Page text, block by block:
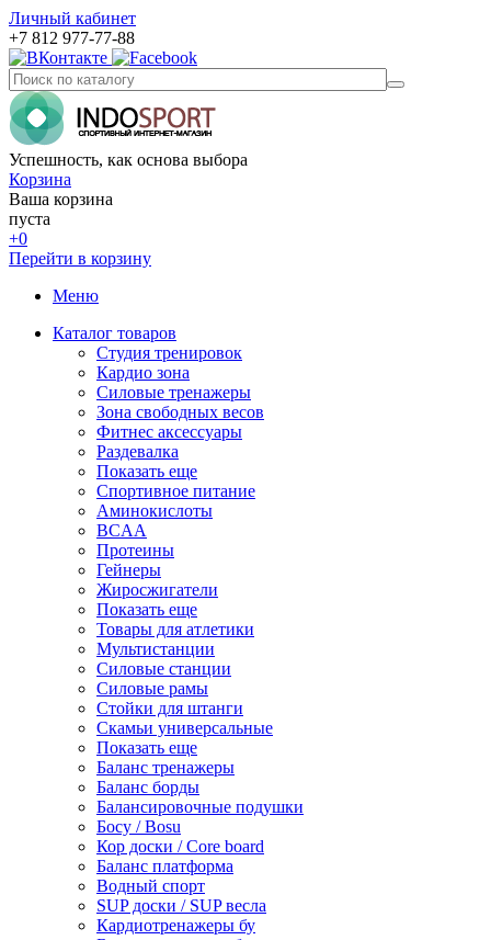
Личный кабинет
+7 812 977-77-88
Успешность, как основа выбора
Корзина
Ваша корзина
пуста
+0
Перейти в корзину
Меню
Каталог товаров
Студия тренировок
Кардио зона
Силовые тренажеры
Зона свободных весов
Фитнес аксессуары
Раздевалка
Показать еще
Спортивное питание
Аминокислоты
BCAA
Протеины
Гейнеры
Жиросжигатели
Показать еще
Товары для атлетики
Мультистанции
Силовые станции
Силовые рамы
Стойки для штанги
Скамьи универсальные
Показать еще
Баланс тренажеры
Баланс борды
Балансировочные подушки
Босу / Bosu
Кор доски / Core board
Баланс платформа
Водный спорт
SUP доски / SUP весла
Кардиотренажеры бу